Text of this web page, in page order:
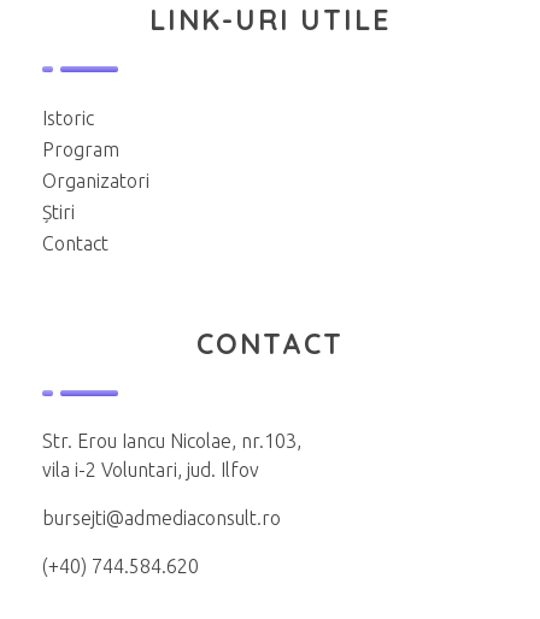
LINK-URI UTILE
Istoric
Program
Organizatori
Știri
Contact
CONTACT
Str. Erou Iancu Nicolae, nr.103,
vila i-2 Voluntari, jud. Ilfov
bursejti@admediaconsult.ro
(+40) 744.584.620